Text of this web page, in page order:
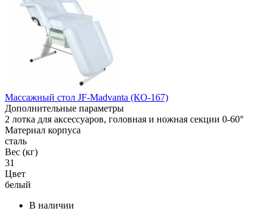
Массажный стол JF-Madvanta (КО-167)
Дополнительные параметры
2 лотка для аксессуаров, головная и ножная секции 0-60°
Материал корпуса
сталь
Вес (кг)
31
Цвет
белый
В наличии